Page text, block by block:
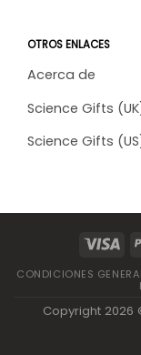
OTROS ENLACES
Acerca de
Science Gifts
Science Gifts
CONDICIONES
Copyright 2026